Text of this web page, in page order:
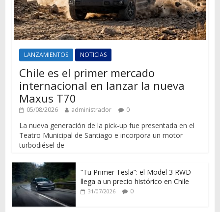
LANZAMIENTOS NOTICIAS
Chile es el primer mercado
internacional en lanzar la nueva
Maxus T70
05/08/2026 administrador 0
La nueva generación de la pick-up fue presentada en el
Teatro Municipal de Santiago e incorpora un motor
turbodiésel de
“Tu Primer Tesla”: el Model 3 RWD
llega a un precio histórico en Chile
31/07/2026 0